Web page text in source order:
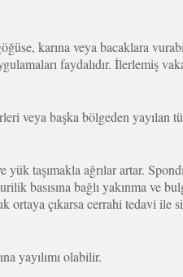
karına veya bacaklara
faydalıdır. İlerlemiş
veya başka bölgeden yayılan
taşımakla ağrılar artar.
basısına bağlı yakınma ve
çıkarsa cerrahi tedavi ile
yayılımı olabilir.